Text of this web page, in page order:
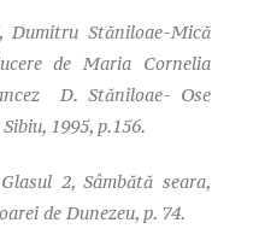
Dumitru Stăniloae-Mică
de Maria Cornelia
D. Stăniloae- Ose
1995, p.156.
2, Sâmbătă seara,
de Dunezeu, p. 74.